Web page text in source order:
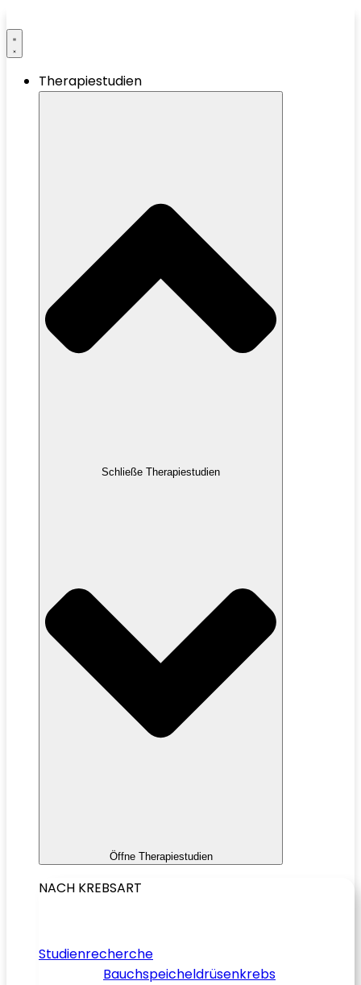
Therapiestudien
Schließe Therapiestudien
Öffne Therapiestudien
NACH KREBSART
Studienrecherche
Bauchspeicheldrüsenkrebs